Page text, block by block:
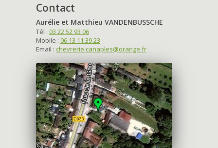
Contact
Aurélie et Matthieu VANDENBUSSCHE
Tél : 03 22 52 93 06
Mobile : 06 13 11 39 23
Email : chevrerie.canaples@orange.fr